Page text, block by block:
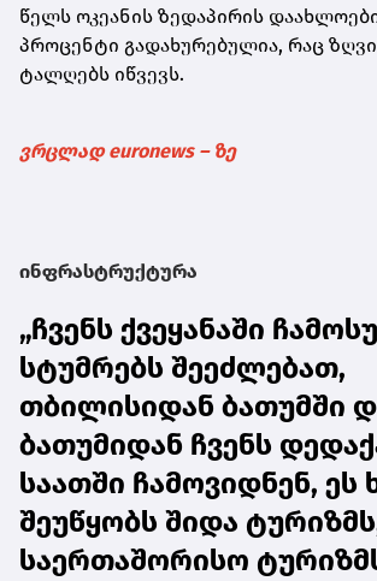
წელს ოკეანის ზედაპირის
პროცენტი გადახურებულია, რაც
ტალღებს იწვევს.
ვრცლად euronews – ზე
ინფრასტრუქტურა
„ჩვენს ქვეყანაში
სტუმრებს შეეძლებათ,
თბილისიდან ბათუმში
ბათუმიდან ჩვენს
საათში ჩამოვიდნენ, ეს
შეუწყობს შიდა
საერთაშორისო